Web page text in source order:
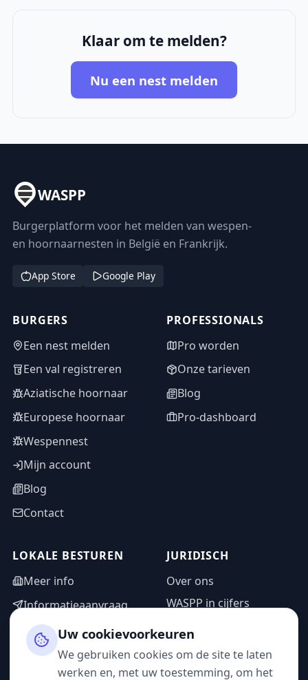
Klaar om te melden?
Nu een nest melden
WASPP
Burgerplatform voor het melden van wespen-
en hoornaarnesten in België en Frankrijk.
App Store Google Play
BURGERS
Een nest melden
Een val registreren
Aziatische hoornaar
Europese hoornaar
Wespennest
Mijn account
Blog
Contact
PROFESSIONALS
Pro worden
Onze tarieven
Blog
Pro-dashboard
LOKALE BESTUREN
Meer info
Informatieaanvraag
Adminzone
JURIDISCH
Over ons
WASPP in cijfers
Privacybeleid
Gebruiksvoorwaarden
Uw cookievoorkeuren
We gebruiken cookies om de site te laten
werken en, met uw toestemming, om het